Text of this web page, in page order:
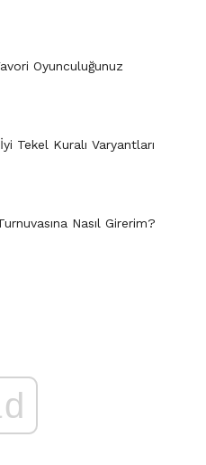
Oyunculuğunuz
Tekel Kuralı Varyantları
Nasıl Girerim?